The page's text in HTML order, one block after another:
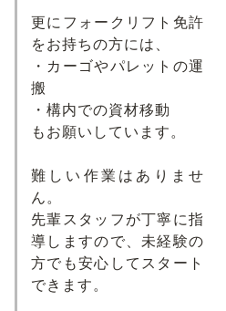
更にフォークリフト免許
をお持ちの方には、
・カーゴやパレットの運
搬
・構内での資材移動
もお願いしています。
難しい作業はありませ
ん。
先輩スタッフが丁寧に指
導しますので、未経験の
方でも安心してスタート
できます。